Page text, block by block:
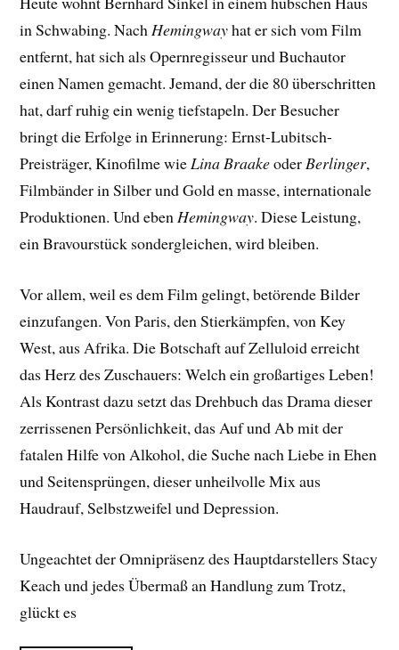
in Schwabing. NachHemingwayhat er sich vom Film
entfernt, hat sich als Opernregisseur und Buchautor
einen Namen gemacht. Jemand, der die 80 überschritten
hat, darf ruhig ein wenig tiefstapeln. Der Besucher
bringt die Erfolge in Erinnerung: Ernst-Lubitsch-
Preisträger, Kinofilme wieLina BraakeoderBerlinger,
Filmbänder in Silber und Gold en masse, internationale
Produktionen. Und ebenHemingway. Diese Leistung,
ein Bravourstück sondergleichen, wird bleiben.
Vor allem, weil es dem Film gelingt, betörende Bilder
einzufangen. Von Paris, den Stierkämpfen, von Key
West, aus Afrika. Die Botschaft auf Zelluloid erreicht
das Herz des Zuschauers: Welch ein großartiges Leben!
Als Kontrast dazu setzt das Drehbuch das Drama dieser
zerrissenen Persönlichkeit, das Auf und Ab mit der
fatalen Hilfe von Alkohol, die Suche nach Liebe in Ehen
und Seitensprüngen, dieser unheilvolle Mix aus
Haudrauf, Selbstzweifel und Depression.
Ungeachtet der Omnipräsenz des Hauptdarstellers Stacy
Keach und jedes Übermaß an Handlung zum Trotz,
glückt es